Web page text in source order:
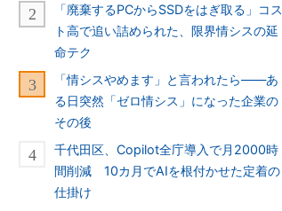
「廃棄するPCからSSDをはぎ取る」コス
ト高で追い詰められた、限界情シスの延
命テク
「情シスやめます」と言われたら――あ
る日突然「ゼロ情シス」になった企業の
その後
千代田区、Copilot全庁導入で月2000時
間削減 10カ月でAIを根付かせた定着の
仕掛け